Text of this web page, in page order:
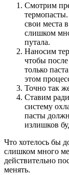
Смотрим
свои места
слишком
путала.
Наносим
чтобы
только
этом
Точно так
Ставим
систему
пасты
излишков
Что хотелось бы
слишком много
действительно
менять.